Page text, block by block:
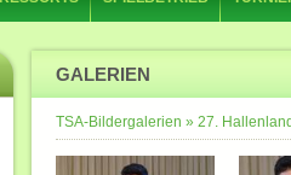
GALERIEN
TSA-Bildergalerien » 27.